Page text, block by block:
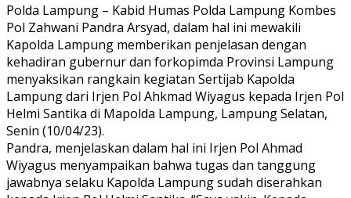
Polda Lampung – Kabid Humas Polda Lampung Kombes
Pol Zahwani Pandra Arsyad, dalam hal ini mewakili
Kapolda Lampung memberikan penjelasan dengan
kehadiran gubernur dan forkopimda Provinsi Lampung
menyaksikan rangkain kegiatan Sertijab Kapolda
Lampung dari Irjen Pol Ahkmad Wiyagus kepada Irjen Pol
Helmi Santika di Mapolda Lampung, Lampung Selatan,
Senin (10/04/23).
Pandra, menjelaskan dalam hal ini Irjen Pol Ahmad
Wiyagus menyampaikan bahwa tugas dan tanggung
jawabnya selaku Kapolda Lampung sudah diserahkan